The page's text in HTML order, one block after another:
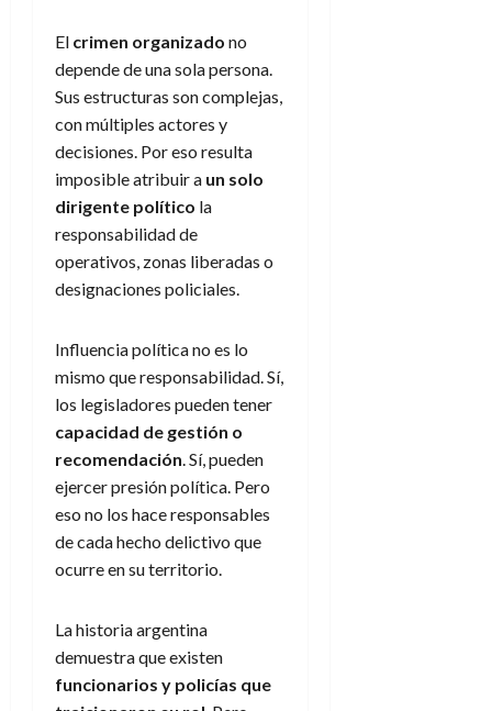
El crimen organizado no
depende de una sola persona.
Sus estructuras son complejas,
con múltiples actores y
decisiones. Por eso resulta
imposible atribuir a un solo
dirigente político la
responsabilidad de
operativos, zonas liberadas o
designaciones policiales.
Influencia política no es lo
mismo que responsabilidad. Sí,
los legisladores pueden tener
capacidad de gestión o
recomendación . Sí, pueden
ejercer presión política. Pero
eso no los hace responsables
de cada hecho delictivo que
ocurre en su territorio.
La historia argentina
demuestra que existen
funcionarios y policías que